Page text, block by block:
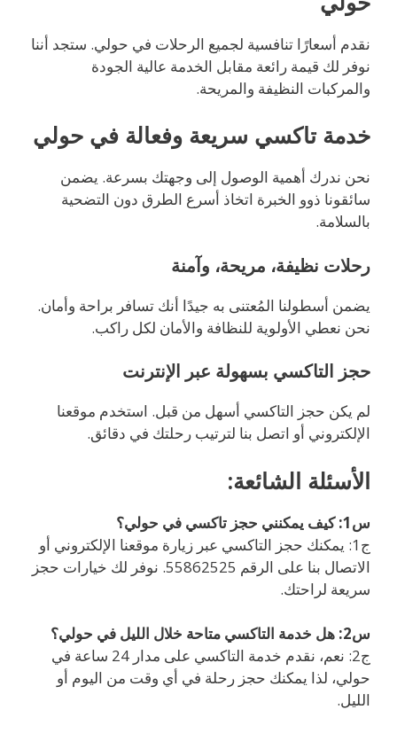
نقدم أسعارًا تنافسية لجميع الرحلات في حولي. ستجد أننا
نوفر لك قيمة رائعة مقابل الخدمة عالية الجودة
والمركبات النظيفة والمريحة.
خدمة تاكسي سريعة وفعالة في حولي
نحن ندرك أهمية الوصول إلى وجهتك بسرعة. يضمن
سائقونا ذوو الخبرة اتخاذ أسرع الطرق دون التضحية
بالسلامة.
رحلات نظيفة، مريحة، وآمنة
يضمن أسطولنا المُعتنى به جيدًا أنك تسافر براحة وأمان.
نحن نعطي الأولوية للنظافة والأمان لكل راكب.
حجز التاكسي بسهولة عبر الإنترنت
لم يكن حجز التاكسي أسهل من قبل. استخدم موقعنا
الإلكتروني أو اتصل بنا لترتيب رحلتك في دقائق.
الأسئلة الشائعة:
س1: كيف يمكنني حجز تاكسي في حولي؟
ج1: يمكنك حجز التاكسي عبر زيارة موقعنا الإلكتروني أو
الاتصال بنا على الرقم 55862525. نوفر لك خيارات حجز
سريعة لراحتك.
س2: هل خدمة التاكسي متاحة خلال الليل في حولي؟
ج2: نعم، نقدم خدمة التاكسي على مدار 24 ساعة في
حولي، لذا يمكنك حجز رحلة في أي وقت من اليوم أو
الليل.